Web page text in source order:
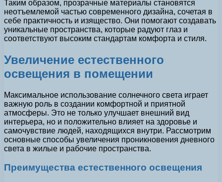
Таким образом, прозрачные материалы становятся
неотъемлемой частью современного дизайна, сочетая в
себе практичность и изящество. Они помогают создавать
уникальные пространства, которые радуют глаз и
соответствуют высоким стандартам комфорта и стиля.
Увеличение естественного
освещения в помещении
Максимальное использование солнечного света играет
важную роль в создании комфортной и приятной
атмосферы. Это не только улучшает внешний вид
интерьера, но и положительно влияет на здоровье и
самочувствие людей, находящихся внутри. Рассмотрим
основные способы увеличения проникновения дневного
света в жилые и рабочие пространства.
Преимущества естественного освещения